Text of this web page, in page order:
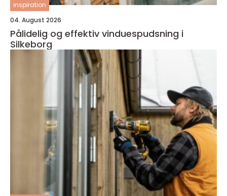
inspiration
04. August 2026
Pålidelig og effektiv vinduespudsning i
Silkeborg